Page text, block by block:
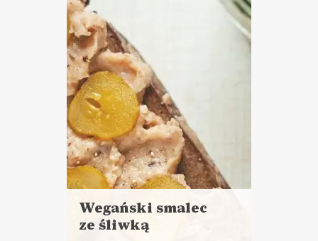
DO CHLEBA
TYDZIEŃ WEGANIZMU ✌?
WIELKANOC ?
Wegański smalec
ze śliwką